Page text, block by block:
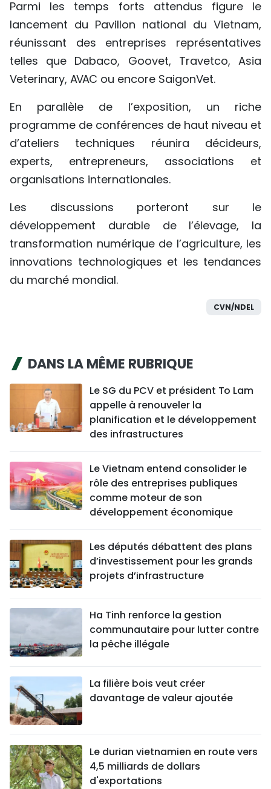
Parmi les temps forts attendus figure le
lancement du Pavillon national du Vietnam,
réunissant des entreprises représentatives
telles que Dabaco, Goovet, Travetco, Asia
Veterinary, AVAC ou encore SaigonVet.
En parallèle de l’exposition, un riche
programme de conférences de haut niveau et
d’ateliers techniques réunira décideurs,
experts, entrepreneurs, associations et
organisations internationales.
Les discussions porteront sur le
développement durable de l’élevage, la
transformation numérique de l’agriculture, les
innovations technologiques et les tendances
du marché mondial.
CVN/NDEL
DANS LA MÊME RUBRIQUE
Le SG du PCV et président To Lam
appelle à renouveler la
planification et le développement
des infrastructures
Le Vietnam entend consolider le
rôle des entreprises publiques
comme moteur de son
développement économique
Les députés débattent des plans
d’investissement pour les grands
projets d’infrastructure
Ha Tinh renforce la gestion
communautaire pour lutter contre
la pêche illégale
La filière bois veut créer
davantage de valeur ajoutée
Le durian vietnamien en route vers
4,5 milliards de dollars
d'exportations